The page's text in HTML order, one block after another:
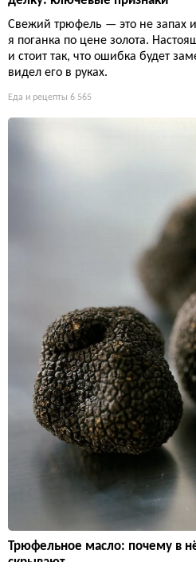
Свежий трюфель — это не запах
я поганка по цене золота.
и стоит так, что ошибка будет
видел его в руках.
Еда и рецепты 6 565
Трюфельное масло: почему в